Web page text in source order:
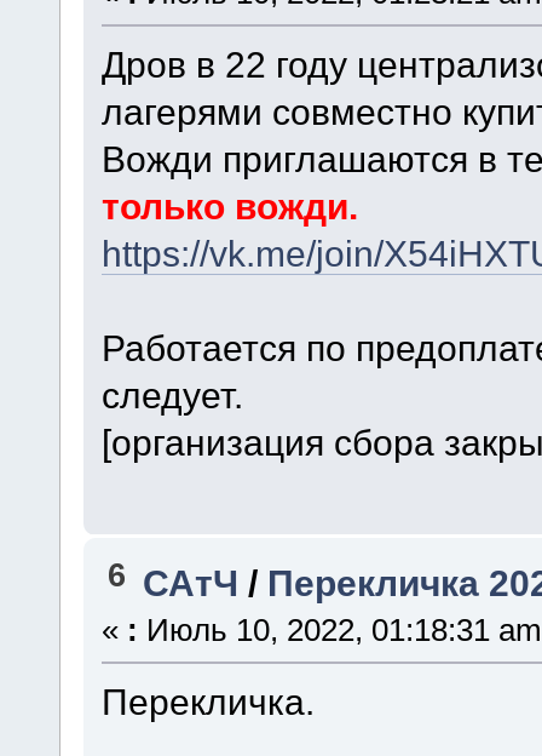
Дров в 22 году
лагерями совместно
Вожди приглашаются в
только вожди.
https://vk.me/join/
Работается по
следует.
[организация сбора
6 САтЧ / Перекличка
« : Июль 10, 2022, 01:18:31
Перекличка.